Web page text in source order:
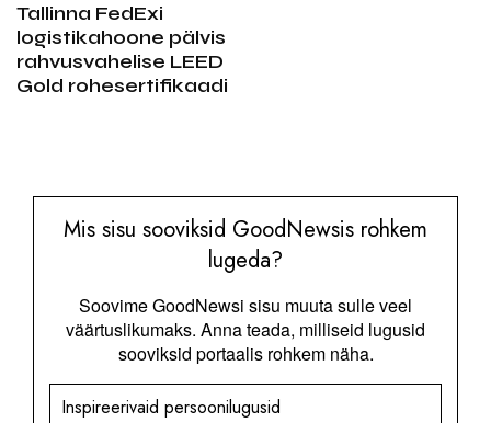
Tallinna FedExi
logistikahoone pälvis
rahvusvahelise LEED
Gold rohesertifikaadi
Mis sisu sooviksid GoodNewsis rohkem
lugeda?
Soovime GoodNewsi sisu muuta sulle veel
väärtuslikumaks. Anna teada, milliseid lugusid
sooviksid portaalis rohkem näha.
Inspireerivaid persoonilugusid